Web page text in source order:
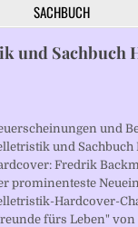
SACHBUCH
und Sachbuch
und
und
Fredrik
prominenteste
Hardcover-
fürs Leben"